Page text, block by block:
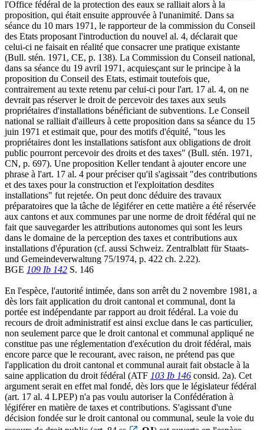
l'Office fédéral de la protection des eaux se ralliait alors à la
proposition, qui était ensuite approuvée à l'unanimité. Dans sa
séance du 10 mars 1971, le rapporteur de la commission du Conseil
des Etats proposant l'introduction du nouvel al. 4, déclarait que
celui-ci ne faisait en réalité que consacrer une pratique existante
(Bull. stén. 1971, CE, p. 138). La Commission du Conseil national,
dans sa séance du 19 avril 1971, acquiesçant sur le principe à la
proposition du Conseil des Etats, estimait toutefois que,
contrairement au texte retenu par celui-ci pour l'art. 17 al. 4, on ne
devrait pas réserver le droit de percevoir des taxes aux seuls
propriétaires d'installations bénéficiant de subventions. Le Conseil
national se ralliait d'ailleurs à cette proposition dans sa séance du 15
juin 1971 et estimait que, pour des motifs d'équité, "tous les
propriétaires dont les installations satisfont aux obligations de droit
public pourront percevoir des droits et des taxes" (Bull. stén. 1971,
CN, p. 697). Une proposition Keller tendant à ajouter encore une
phrase à l'art. 17 al. 4 pour préciser qu'il s'agissait "des contributions
et des taxes pour la construction et l'exploitation desdites
installations" fut rejetée. On peut donc déduire des travaux
préparatoires que la tâche de légiférer en cette matière a été réservée
aux cantons et aux communes par une norme de droit fédéral qui ne
fait que sauvegarder les attributions autonomes qui sont les leurs
dans le domaine de la perception des taxes et contributions aux
installations d'épuration (cf. aussi Schweiz. Zentralblatt für Staats-
und Gemeindeverwaltung 75/1974, p. 422 ch. 2.22).
BGE 109 Ib 142 S. 146
En l'espèce, l'autorité intimée, dans son arrêt du 2 novembre 1981, a
dès lors fait application du droit cantonal et communal, dont la
portée est indépendante par rapport au droit fédéral. La voie du
recours de droit administratif est ainsi exclue dans le cas particulier,
non seulement parce que le droit cantonal et communal appliqué ne
constitue pas une réglementation d'exécution du droit fédéral, mais
encore parce que le recourant, avec raison, ne prétend pas que
l'application du droit cantonal et communal aurait fait obstacle à la
saine application du droit fédéral (ATF 103 Ib 146 consid. 2a). Cet
argument serait en effet mal fondé, dès lors que le législateur fédéral
(art. 17 al. 4 LPEP) n'a pas voulu autoriser la Confédération à
légiférer en matière de taxes et contributions. S'agissant d'une
décision fondée sur le droit cantonal ou communal, seule la voie du